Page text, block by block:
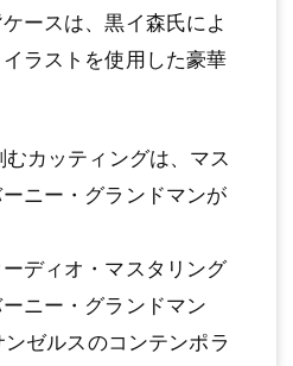
ースは、黒イ森氏によ
ラストを使用した豪華
カッティングは、マス
ニー・グランドマンが
ディオ・マスタリング
ニー・グランドマン
ゼルスのコンテンポラ